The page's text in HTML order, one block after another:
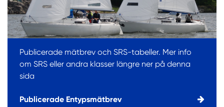
Publicerade mätbrev och SRS-tabeller. Mer info
om SRS eller andra klasser längre ner på denna
sida
Publicerade Entypsmätbrev